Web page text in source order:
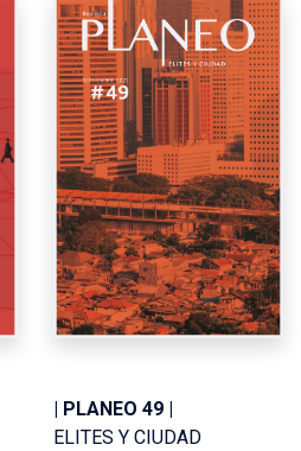
| PLANEO 49 |
ELITES Y CIUDAD